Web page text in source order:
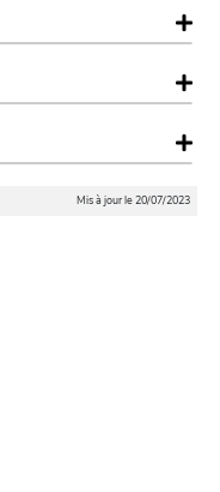
Mis à jour le 20/07/2023